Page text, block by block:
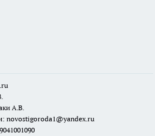
u
А.В.
novostigoroda1@yandex.ru